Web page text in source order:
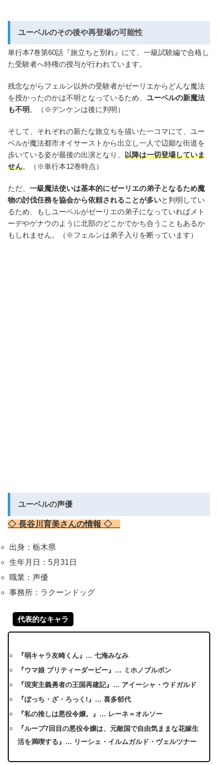
ユーベルのその後や再登場の可能性
単行本7巻第60話『旅立ちと別れ』にて、一級試験編で合格し
た受験者へ特権の授与が行われています。
残念ながらフェルン以外の受験者がゼーリエからどんな魔法
を授かったのかは不明となっているため、 ユーベルの新魔法
も不明 。（※デンケンは後に判明）
そして、それぞれの新たな旅立ちを描いた一コマにて、ユー
ベルが魔法都市オイサーストから出立し一人で辺鄙な街道を
歩いている姿が最後の出演となり、 以降は一切登場していま
せん。（※単行本12巻時点）
ただ、 一級魔法使いは基本的にゼーリエの弟子となるため魔
物の討伐任務を協会から依頼されることが多いと判明してい
るため、もしユーベルがゼーリエの弟子になっていればメト
ーデやゲナウのように北部のどこかでかち合うこともあるか
もしれません。（※フェルンは弟子入りを断っています）
ユーベルの声優
◇ 長谷川育美さんの情報 ◇
出身：栃木県
生年月日：5月31日
職業：声優
事務所：ラクーンドッグ
代表的なキャラ
『弱キャラ友崎くん』… 七海みなみ
『ウマ娘 プリティーダービー』… ミホノブルボン
『現実主義勇者の王国再建記』… アイーシャ・ウドガルド
『ぼっち・ざ・ろっく!』… 喜多郁代
『私の推しは悪役令嬢。』… レーネ＝オルソー
『ループ7回目の悪役令嬢は、元敵国で自由気ままな花嫁生
活を満喫する』… リーシェ・イルムガルド・ヴェルツナー